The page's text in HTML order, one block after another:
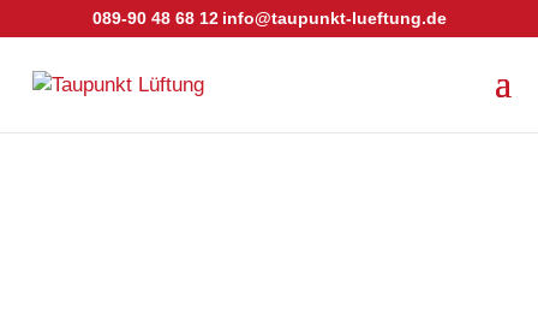
089-90 48 68 12 info@taupunkt-lueftung.de